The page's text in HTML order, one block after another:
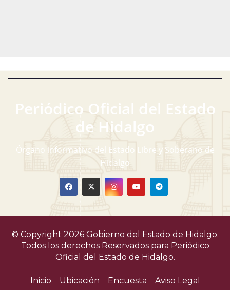
Periódico Oficial del Estado
de Hidalgo
Órgano informativo del Estado Libre y Soberano de
Hidalgo
© Copyright 2026 Gobierno del Estado de Hidalgo.
Todos los derechos Reservados para Periódico
Oficial del Estado de Hidalgo.
Inicio Ubicación Encuesta Aviso Legal